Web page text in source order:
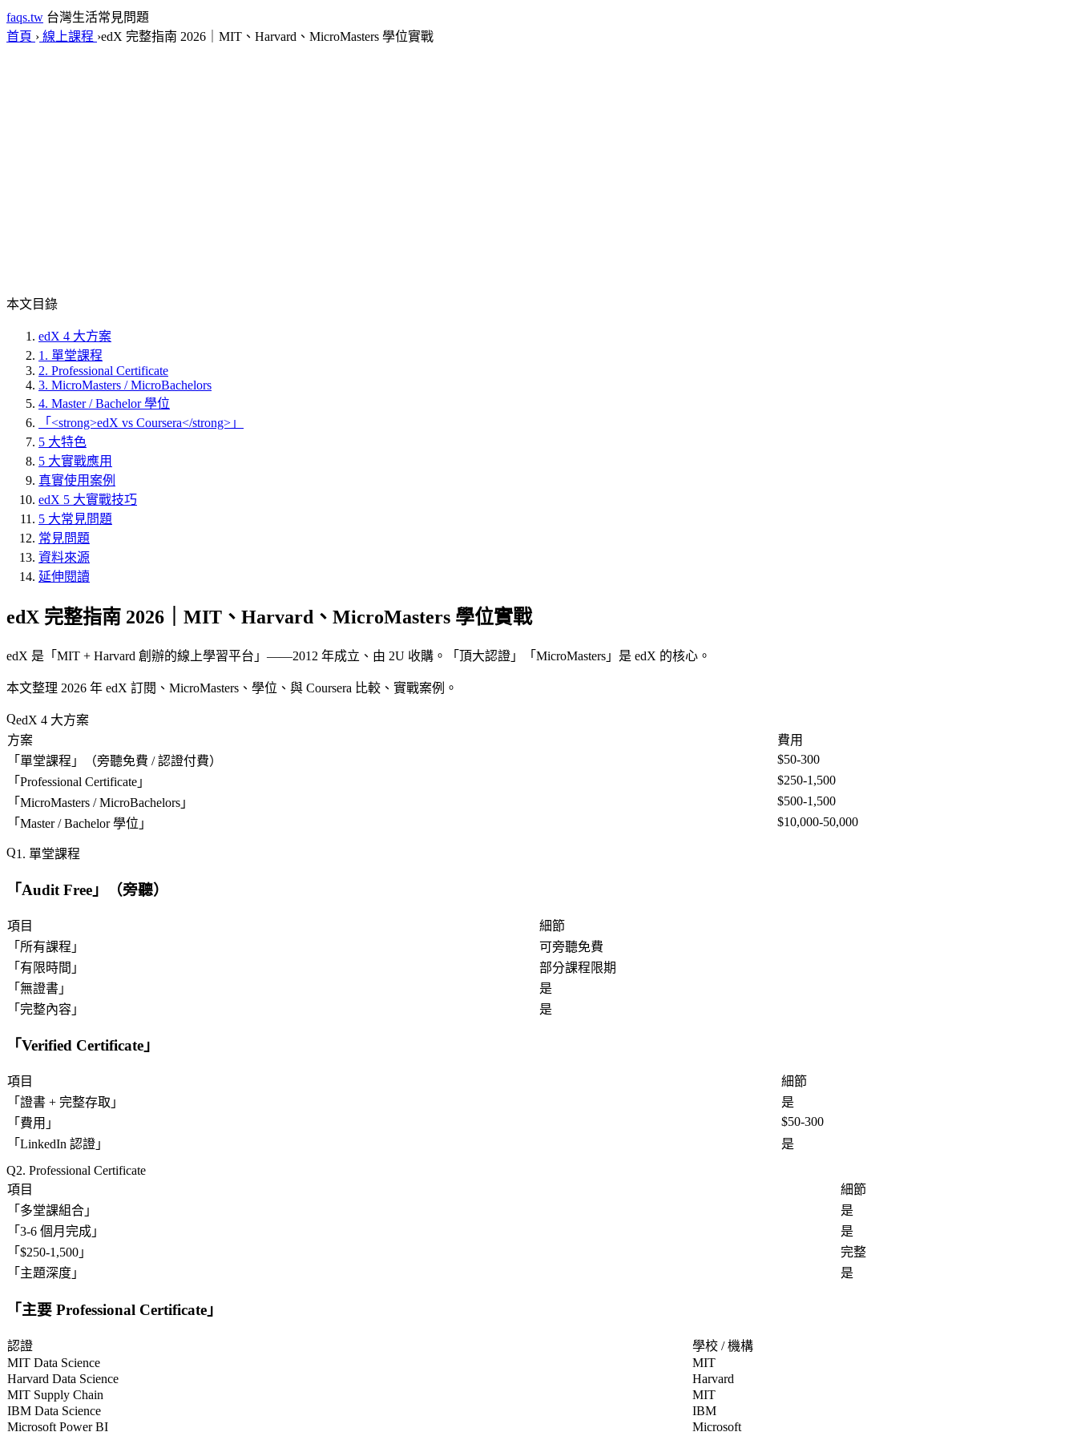
faqs.tw 台灣生活常見問題
首頁 › 線上課程 ›edX 完整指南 2026｜MIT、Harvard、MicroMasters 學位實戰
本文目錄
edX 4 大方案
1. 單堂課程
2. Professional Certificate
3. MicroMasters / MicroBachelors
4. Master / Bachelor 學位
「<strong>edX vs Coursera</strong>」
5 大特色
5 大實戰應用
真實使用案例
edX 5 大實戰技巧
5 大常見問題
常見問題
資料來源
延伸閱讀
edX 完整指南 2026｜MIT、Harvard、MicroMasters 學位實戰
edX 是「 MIT + Harvard 創辦的線上學習平台 」——2012 年成立、由 2U 收購。「 頂大認證 」「 MicroMasters 」是 edX 的核心。
本文整理 2026 年 edX 訂閱、MicroMasters、學位、與 Coursera 比較、實戰案例。
edX 4 大方案
方案
費用
「 單堂課程 」（旁聽免費 / 認證付費）
$50-300
「 Professional Certificate 」
$250-1,500
「 MicroMasters / MicroBachelors 」
$500-1,500
「 Master / Bachelor 學位 」 $10,000-50,000
1. 單堂課程
「Audit Free 」（旁聽）
項目
細節
「 所有課程 」
可旁聽免費
「 有限時間 」
部分課程限期
「 無證書 」
是
「 完整內容 」 是
「Verified Certificate 」
項目
細節
「 證書 + 完整存取 」
是
「 費用 」
$50-300
「 LinkedIn 認證 」
是
2. Professional Certificate
項目
細節
「 多堂課組合 」
是
「 3-6 個月完成 」
是
「 $250-1,500 」
完整
「 主題深度 」 是
「 主要 Professional Certificate 」
認證
學校 / 機構
MIT Data Science
MIT
Harvard Data Science
Harvard
MIT Supply Chain
MIT
IBM Data Science
IBM
Microsoft Power BI
Microsoft